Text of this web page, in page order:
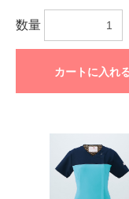
数量
カートに入れ